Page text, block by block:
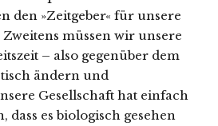
den »Zeitgeber« für unsere
müssen wir unsere
– also gegenüber dem
ändern und
Gesellschaft hat einfach
es biologisch gesehen